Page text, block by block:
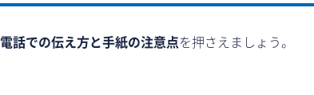
電話での伝え方と手紙の注意点を押さえましょう。